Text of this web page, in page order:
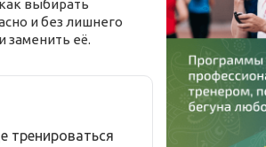
выбирать
и без лишнего
заменить её.
тренироваться